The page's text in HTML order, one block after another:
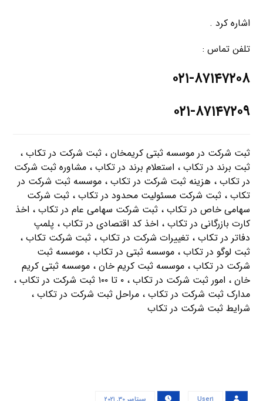
اشاره کرد .
تلفن تماس :
۰۲۱-۸۷۱۴۷۲۰۸
۰۲۱-۸۷۱۴۷۲۰۹
ثبت شرکت در موسسه ثبتی کریمخان ، ثبت شرکت در تكاب ،
ثبت برند در تكاب ، استعلام برند در تكاب ، مشاوره ثبت شرکت
در تكاب ، هزینه ثبت شرکت در تكاب ، موسسه ثبت شرکت در
تكاب ، ثبت شرکت مسئولیت محدود در تكاب ، ثبت شرکت
سهامی خاص در تكاب ، ثبت شرکت سهامی عام در تكاب ، اخذ
کارت بازرگانی در تكاب ، اخذ کد اقتصادی در تكاب ، پلمپ
دفاتر در تكاب ، تغییرات شرکت در تكاب ، ثبت شرکت تكاب ،
ثبت لوگو در تكاب ، موسسه ثبتی در تكاب ، موسسه ثبت
شرکت در تكاب ، موسسه ثبت کریم خان ، موسسه ثبتی کریم
خان ، امور ثبت شرکت در تكاب ، ۰ تا ۱۰۰ ثبت شرکت در تكاب ،
مدارک ثبت شرکت در تكاب ، مراحل ثبت شرکت در تكاب ،
شرایط ثبت شرکت در تكاب